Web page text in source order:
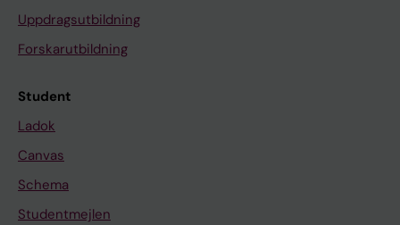
Uppdragsutbildning
Forskarutbildning
Student
Ladok
Canvas
Schema
Studentmejlen